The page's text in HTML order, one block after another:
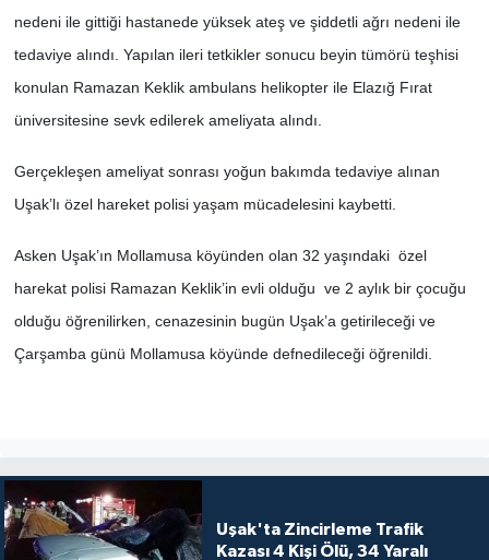
nedeni ile gittiği hastanede yüksek ateş ve şiddetli ağrı nedeni ile
tedaviye alındı. Yapılan ileri tetkikler sonucu beyin tümörü teşhisi
konulan Ramazan Keklik ambulans helikopter ile Elazığ Fırat
üniversitesine sevk edilerek ameliyata alındı.
Gerçekleşen ameliyat sonrası yoğun bakımda tedaviye alınan
Uşak’lı özel hareket polisi yaşam mücadelesini kaybetti.
Asken Uşak’ın Mollamusa köyünden olan 32 yaşındaki özel
harekat polisi Ramazan Keklik’in evli olduğu ve 2 aylık bir çocuğu
olduğu öğrenilirken, cenazesinin bugün Uşak’a getirileceği ve
Çarşamba günü Mollamusa köyünde defnedileceği öğrenildi.
Uşak'ta Zincirleme Trafik
Kazası 4 Kişi Ölü, 34 Yaralı
ÖZEL HABER
POLİTİKA
SİYASET
TEKNOLOJİ
VEFATLAR